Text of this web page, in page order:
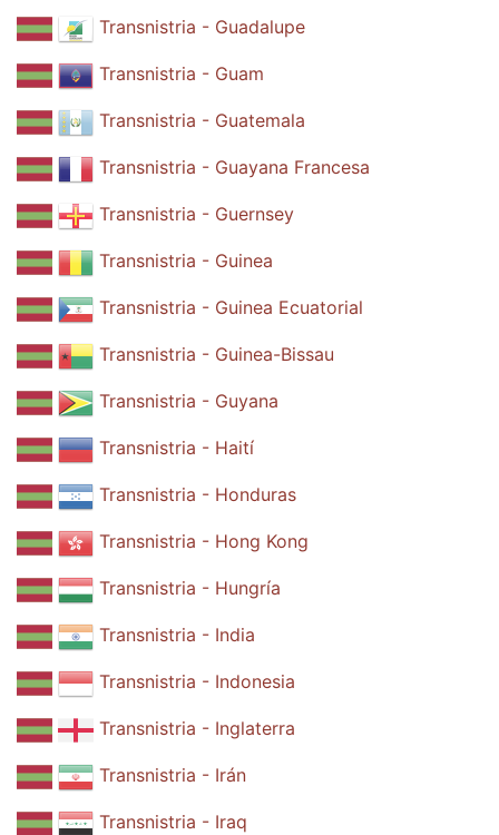
Transnistria - Guadalupe
Transnistria - Guam
Transnistria - Guatemala
Transnistria - Guayana Francesa
Transnistria - Guernsey
Transnistria - Guinea
Transnistria - Guinea Ecuatorial
Transnistria - Guinea-Bissau
Transnistria - Guyana
Transnistria - Haití
Transnistria - Honduras
Transnistria - Hong Kong
Transnistria - Hungría
Transnistria - India
Transnistria - Indonesia
Transnistria - Inglaterra
Transnistria - Irán
Transnistria - Iraq